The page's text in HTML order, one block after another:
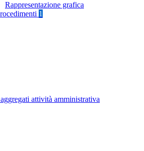
Rappresentazione grafica
1
attività amministrativa